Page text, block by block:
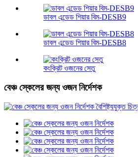
ডাবল এন্ডেড শিয়ার বিম-DESB9
ডাবল এন্ডেড শিয়ার বিম-DESB8
কংক্রিট ওজনের সেতু
বেঞ্চ স্কেলের জন্য ওজন নির্দেশক